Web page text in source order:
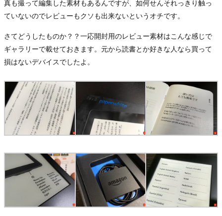
真も撮って編集した素材もあるんですが、如何せんそれっきり触っ
ていないのでレビューもクソも出来ないというオチです。
さてどうしたものか？？一応開封用のレビュー素材はこんな感じで
ギャラリーで載せておきます。元から読書とか好きな人なら買って
損はないデバイスでしたよ。